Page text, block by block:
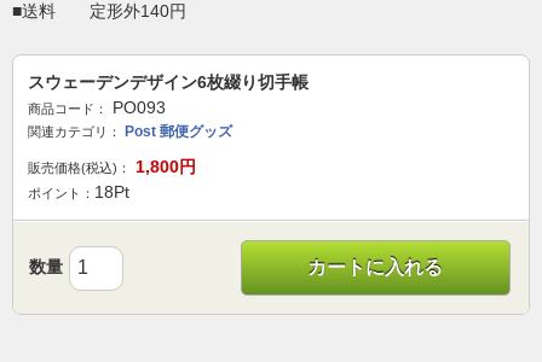
■送料 定形外140円
スウェーデンデザイン6枚綴り切手帳
商品コード： PO093
関連カテゴリ： Post 郵便グッズ
販売価格(税込)： 1,800円
ポイント： 18Pt
数量 カートに入れる